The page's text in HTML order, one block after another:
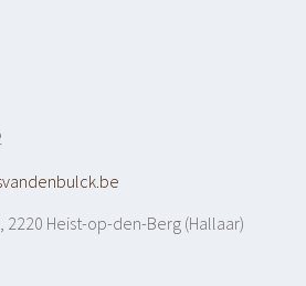
2220 Heist-op-den-Berg (Hallaar)